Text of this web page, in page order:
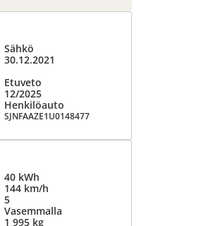
Sähkö
30.12.2021
Etuveto
12/2025
Henkilöauto
SJNFAAZE1U0148477
40 kWh
144 km/h
5
Vasemmalla
1 995 kg